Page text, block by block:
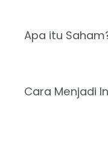
Apa itu
Cara Menjadi